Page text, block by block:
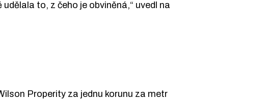
to, z čeho je obviněná,“ uvedl na
Properity za jednu korunu za metr